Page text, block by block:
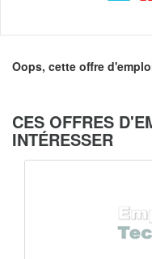
Oops, cette offre
CES OFFRES
INTÉRESSER